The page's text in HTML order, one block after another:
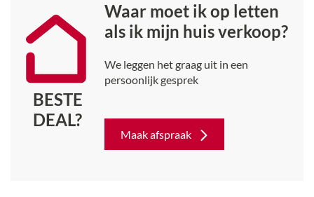
BESTE
DEAL?
Waar moet ik op letten
als ik mijn huis verkoop?
We leggen het graag uit in een
persoonlijk gesprek
Maak afspraak